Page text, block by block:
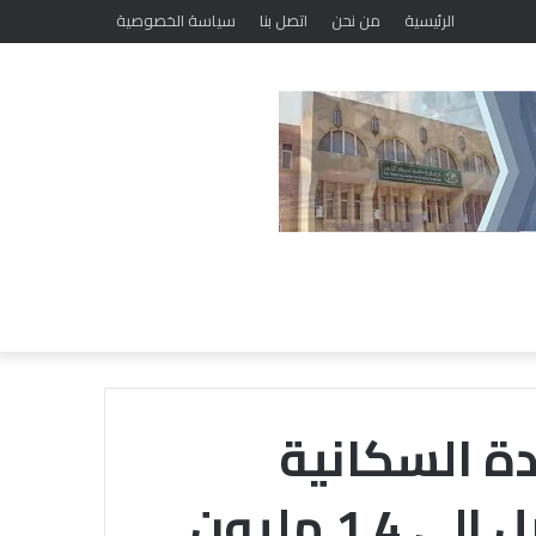
الرئيسية من نحن اتصل بنا سياسة الخصوصية
السكانية
لليوم
الثاني..